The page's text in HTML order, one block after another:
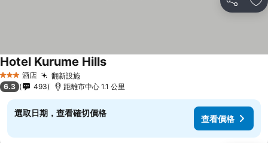
分享 放
3 星級 酒店 翻新設施查看價格
Hotel Kurume Hills查看價格
6.3 493 距離市中心 1.1 公里
選取日期，查看確切價格
查看價格